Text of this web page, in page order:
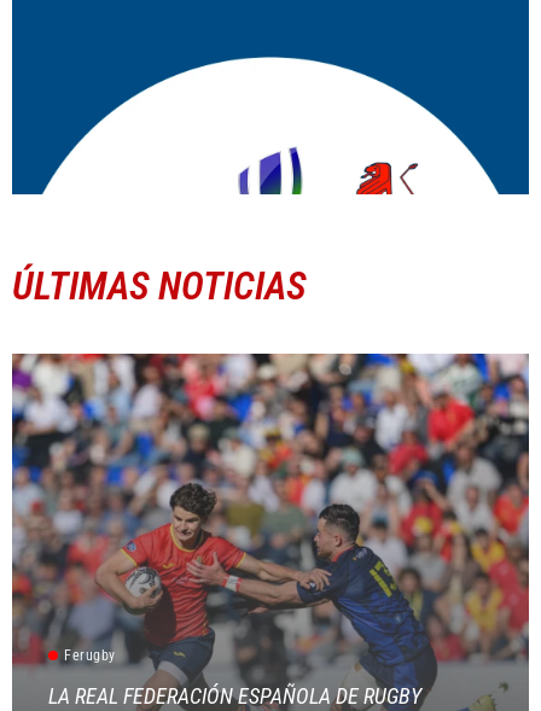
ÚLTIMAS NOTICIAS
Ferugby
LA REAL FEDERACIÓN ESPAÑOLA DE RUGBY